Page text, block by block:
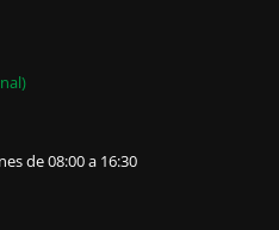
de 08:00 a 16:30